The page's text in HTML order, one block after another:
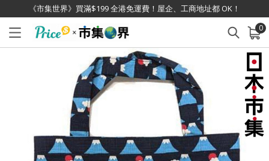
《市集世界》買滿$199 全港免運費！屋企、工商地址都 OK！
0
已加入購物車 查看